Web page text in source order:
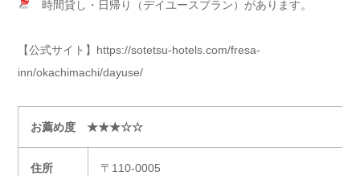
時間貸し・日帰り（デイユースプラン）があります。
【公式サイト】https://sotetsu-hotels.com/fresa-
inn/okachimachi/dayuse/
お薦め度 ★★★☆☆
住所 〒110-0005